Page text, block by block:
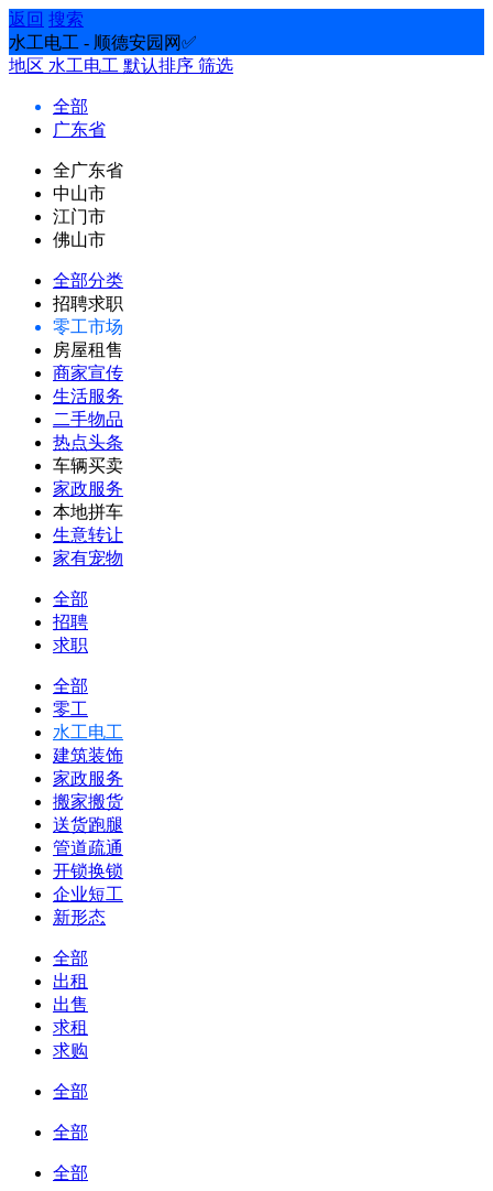
返回 搜索
水工电工 - 顺德安园网✅
地区 水工电工 默认排序 筛选
全部
广东省
全广东省
中山市
江门市
佛山市
全部分类
招聘求职
零工市场
房屋租售
商家宣传
生活服务
二手物品
热点头条
车辆买卖
家政服务
本地拼车
生意转让
家有宠物
全部
招聘
求职
全部
零工
水工电工
建筑装饰
家政服务
搬家搬货
送货跑腿
管道疏通
开锁换锁
企业短工
新形态
全部
出租
出售
求租
求购
全部
全部
全部